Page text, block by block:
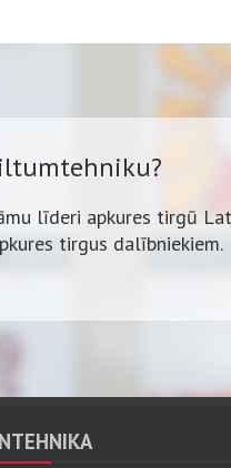
līderi apkures tirgū
tirgus dalībniekiem.
katlumājas projekta